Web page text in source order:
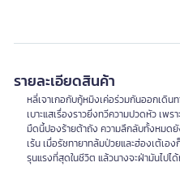
รายละเอียดสินค้า
หลี่เจาเกอกับกู้หมิงเค่อร่วมกันออกเดิ
เบาะแสเรื่องราวยิ่งทวีความปวดหัว เพ
มืดนี้ปองร้ายต้าถัง ความลึกลับทั้งหมดยั
เร้น เมื่อรัชทายาทล้มป่วยและฮ่องเต้เ
รุนแรงที่สุดในชีวิต แล้วนางจะฝ่ามันไปไ